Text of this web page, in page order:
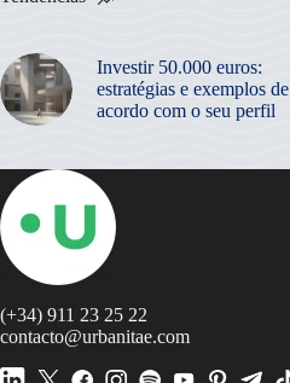
Investir 50.000 euros:
estratégias e exemplos de
acordo com o seu perfil
(+34) 911 23 25 22
contacto@urbanitae.com